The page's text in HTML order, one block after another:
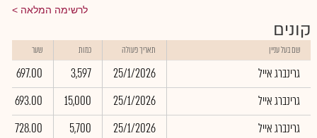
לרשימה המלאה
קונים
שם בעל עניין תאריך פעולה כמות שער
גרינברג אייל 25/1/2026
3,597
697.00
גרינברג אייל
25/1/2026
15,000
693.00
גרינברג אייל
25/1/2026
5,700
728.00